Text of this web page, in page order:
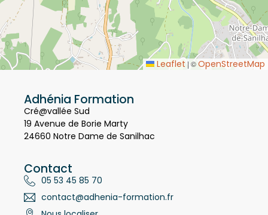
Adhénia Formation
Cré@vallée Sud
19 Avenue de Borie Marty
Contact
05 53 45 85 70
contact@adhenia-formation.fr